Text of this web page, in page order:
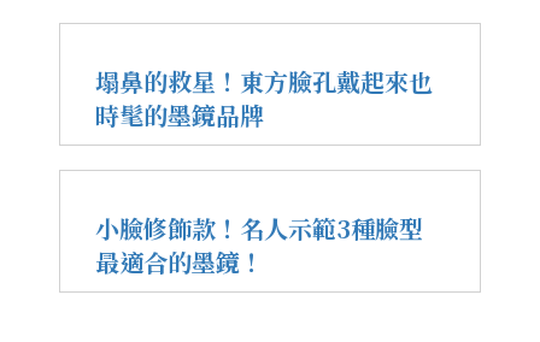
塌鼻的救星！東方臉孔戴起來也
時髦的墨鏡品牌
小臉修飾款！名人示範3種臉型
最適合的墨鏡！